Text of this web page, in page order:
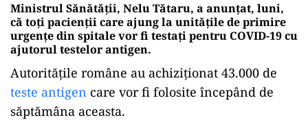
Ministrul Sănătății, Nelu Tătaru, a anunțat, luni,
că toți pacienții care ajung la unitățile de primire
urgențe din spitale vor fi testați pentru COVID-19 cu
ajutorul testelor antigen.
Autoritățile române au achiziționat 43.000 de
teste antigen care vor fi folosite începând de
săptămâna aceasta.